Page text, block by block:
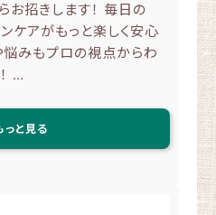
お招きします！ 毎日の
ケアがもっと楽しく安心
悩みもプロの視点からわ
…
っと見る